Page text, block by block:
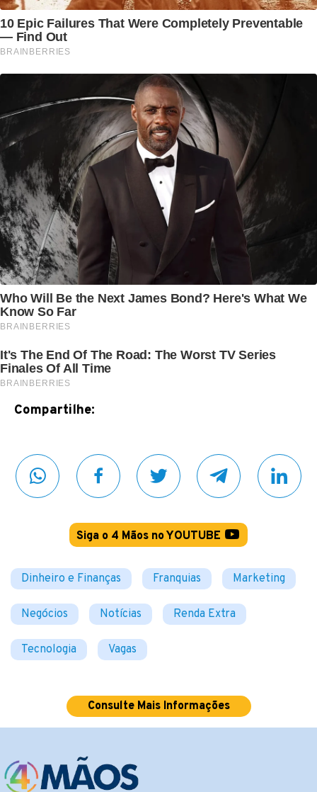
Compartilhe:
Siga o 4 Mãos no YOUTUBE
Dinheiro e Finanças Franquias Marketing
Negócios Notícias Renda Extra
Tecnologia Vagas
Consulte Mais Informações